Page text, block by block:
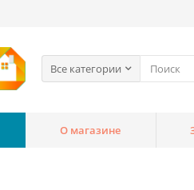
Все категории
О магазине